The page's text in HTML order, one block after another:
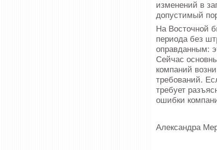
изменений в
допустимый
На Восточной
периода без
оправданным:
Сейчас
компаний
требований.
требует
ошибки
Александра